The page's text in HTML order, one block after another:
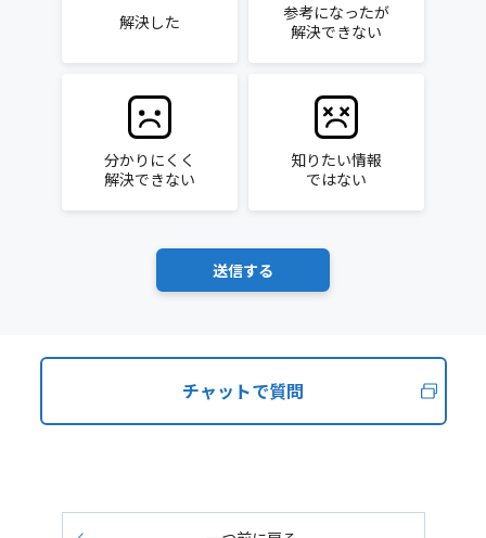
解決した
参考になったが
解決できない
分かりにくく
解決できない
知りたい情報
ではない
チャットで質問